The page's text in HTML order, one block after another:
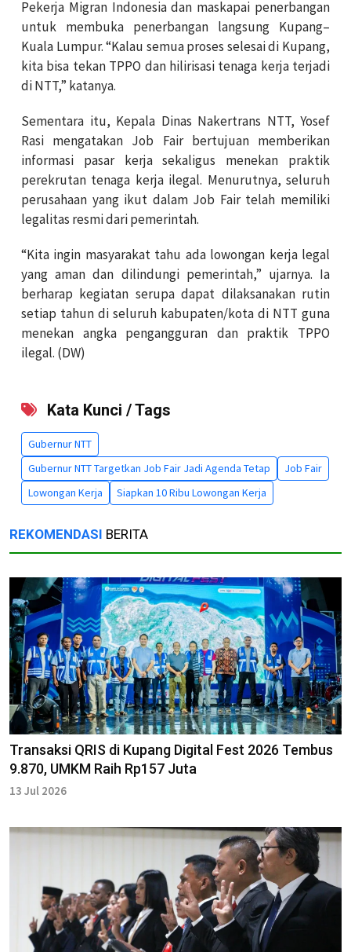
Pekerja Migran Indonesia dan maskapai penerbangan
untuk membuka penerbangan langsung Kupang–
Kuala Lumpur. “Kalau semua proses selesai di Kupang,
kita bisa tekan TPPO dan hilirisasi tenaga kerja terjadi
di NTT,” katanya.
Sementara itu, Kepala Dinas Nakertrans NTT, Yosef
Rasi mengatakan Job Fair bertujuan memberikan
informasi pasar kerja sekaligus menekan praktik
perekrutan tenaga kerja ilegal. Menurutnya, seluruh
perusahaan yang ikut dalam Job Fair telah memiliki
legalitas resmi dari pemerintah.
“Kita ingin masyarakat tahu ada lowongan kerja legal
yang aman dan dilindungi pemerintah,” ujarnya. Ia
berharap kegiatan serupa dapat dilaksanakan rutin
setiap tahun di seluruh kabupaten/kota di NTT guna
menekan angka pengangguran dan praktik TPPO
ilegal. (DW)
Kata Kunci / Tags
Gubernur NTT
Gubernur NTT Targetkan Job Fair Jadi Agenda Tetap
Job Fair
Lowongan Kerja
Siapkan 10 Ribu Lowongan Kerja
REKOMENDASI BERITA
Transaksi QRIS di Kupang Digital Fest 2026 Tembus
9.870, UMKM Raih Rp157 Juta
13 Jul 2026